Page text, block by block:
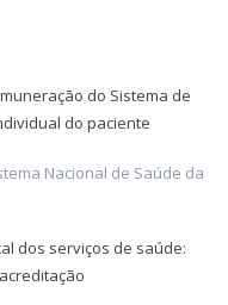
do Sistema de
do paciente
Nacional de Saúde da
dos serviços de saúde: